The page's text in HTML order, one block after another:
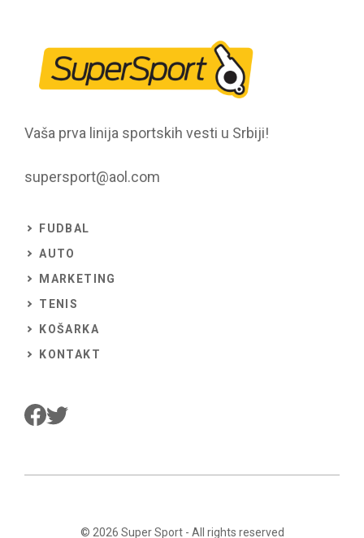
Vaša prva linija sportskih vesti u Srbiji!
supersport@aol.com
FUDBAL
AUTO
MARKETING
TENIS
KOŠARKA
KONTAKT
© 2026 Super Sport- All rights reserved